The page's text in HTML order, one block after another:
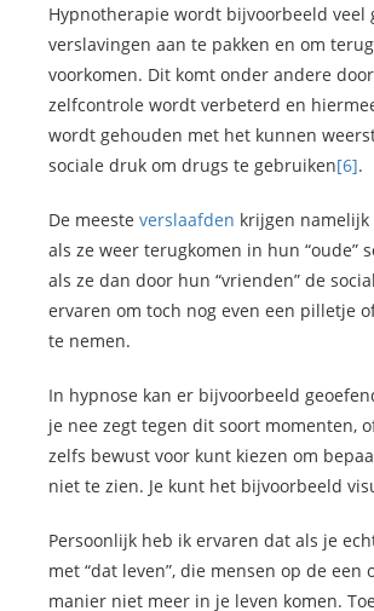
Hypnotherapie wordt bijvoorbeeld veel
verslavingen aan te pakken en om
voorkomen. Dit komt onder andere
zelfcontrole wordt verbeterd en
wordt gehouden met het kunnen
sociale druk om drugs te gebruiken[6].
De meeste verslaafden krijgen namelijk
als ze weer terugkomen in hun “oude”
als ze dan door hun “vrienden” de
ervaren om toch nog even een pilletje
te nemen.
In hypnose kan er bijvoorbeeld
je nee zegt tegen dit soort momenten,
zelfs bewust voor kunt kiezen om
niet te zien. Je kunt het bijvoorbeeld
Persoonlijk heb ik ervaren dat als je
met “dat leven”, die mensen op de een
manier niet meer in je leven komen.